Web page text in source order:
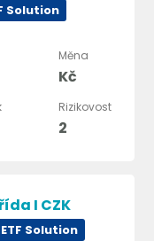
Solution
Měna
Kč
Rizikovost
2
I CZK
ETF Solution